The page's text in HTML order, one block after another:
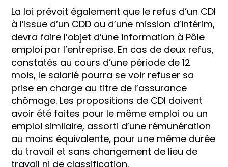
La loi prévoit également que le refus d’un CDI
à l’issue d’un CDD ou d’une mission d’intérim,
devra faire l’objet d’une information à Pôle
emploi par l’entreprise. En cas de deux refus,
constatés au cours d’une période de 12
mois, le salarié pourra se voir refuser sa
prise en charge au titre de l’assurance
chômage. Les propositions de CDI doivent
avoir été faites pour le même emploi ou un
emploi similaire, assorti d’une rémunération
au moins équivalente, pour une même durée
du travail et sans changement de lieu de
travail ni de classification.